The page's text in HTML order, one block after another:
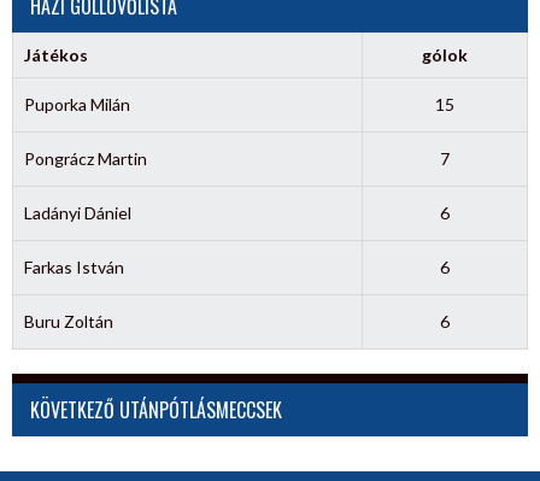
Játékos gólok
Puporka Milán 15
Pongrácz Martin 7
Ladányi Dániel 6
Farkas István 6
Buru Zoltán 6
KÖVETKEZŐ UTÁNPÓTLÁSMECCSEK